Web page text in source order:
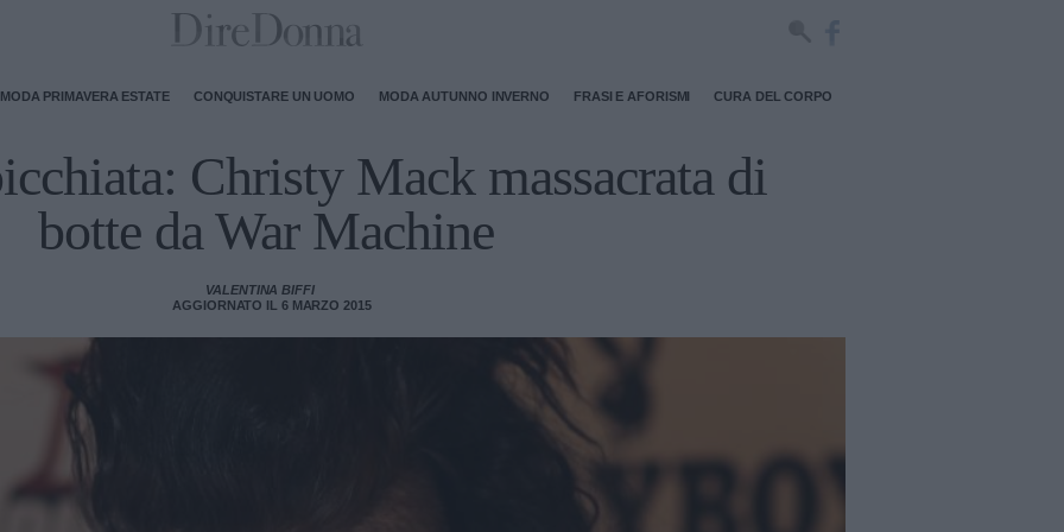
MODA PRIMAVERA ESTATE CONQUISTARE UN UOMO MODA AUTUNNO INVERNO FRASI E AFORISMI CURA DEL CORPO
Christy Mack massacrata di
botte da War Machine
VALENTINA BIFFI
AGGIORNATO IL 6 MARZO 2015